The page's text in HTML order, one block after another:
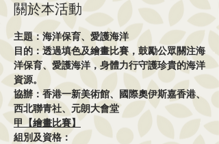
關於本活動
主題：海洋保育、愛護海洋
目的：透過填色及繪畫比賽，鼓勵公眾關注海
洋保育、愛護海洋，身體力行守護珍貴的海洋
資源。
協辦：香港一新美術館、國際奧伊斯嘉香港、
西北聯青社、元朗大會堂
甲【繪畫比賽】
組別及資格：